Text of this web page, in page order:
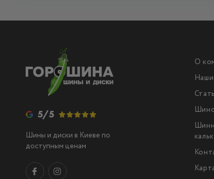
5/5
Шины и диски в Киеве по
доступным ценам
О